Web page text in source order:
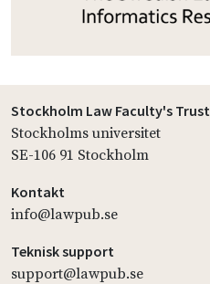
Stockholm Law Faculty's
Stockholms universitet
SE-106 91 Stockholm
Kontakt
info@lawpub.se
Teknisk support
support@lawpub.se